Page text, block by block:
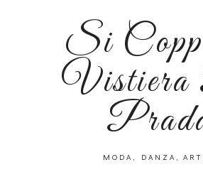
Si
MODA, DANZA,